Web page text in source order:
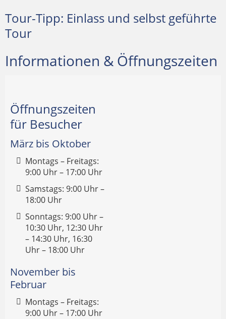
Tour-Tipp: Einlass und selbst geführte
Tour
Informationen & Öffnungszeiten
Öffnungszeiten
für Besucher
März bis Oktober
Montags – Freitags:
9:00 Uhr – 17:00 Uhr
Samstags: 9:00 Uhr –
18:00 Uhr
Sonntags: 9:00 Uhr –
10:30 Uhr, 12:30 Uhr
– 14:30 Uhr, 16:30
Uhr – 18:00 Uhr
November bis
Februar
Montags – Freitags:
9:00 Uhr – 17:00 Uhr